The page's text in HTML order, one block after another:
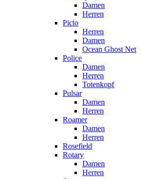
Damen
Herren
Picto
Herren
Damen
Ocean Ghost Net
Police
Damen
Herren
Totenkopf
Pulsar
Damen
Herren
Roamer
Damen
Herren
Rosefield
Rotary
Damen
Herren